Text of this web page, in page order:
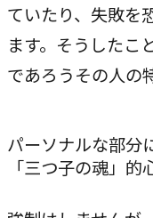
ていたり、失敗を
ます。そうしたこ
であろうその人の
パーソナルな部分
「三つ子の魂」的